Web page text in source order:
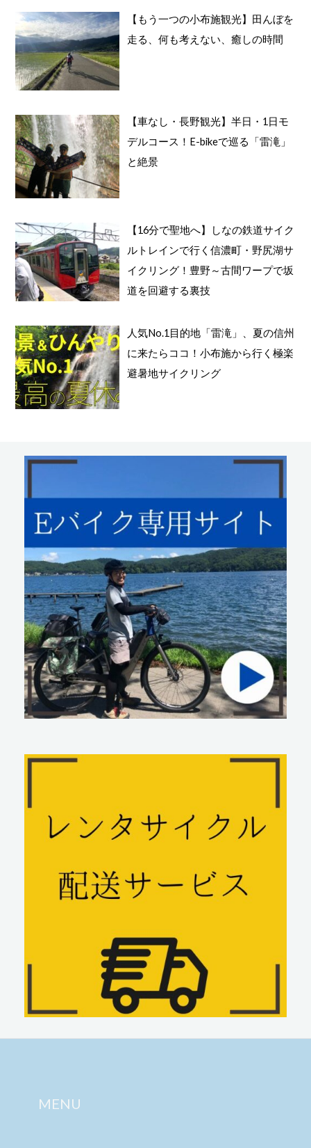
【もう一つの小布施観光】田んぼを
走る、何も考えない、癒しの時間
【車なし・長野観光】半日・1日モ
デルコース！E-bikeで巡る「雷滝」
と絶景
【16分で聖地へ】しなの鉄道サイク
ルトレインで行く信濃町・野尻湖サ
イクリング！豊野～古間ワープで坂
道を回避する裏技
人気No.1目的地「雷滝」、夏の信州
に来たらココ！小布施から行く極楽
避暑地サイクリング
MENU